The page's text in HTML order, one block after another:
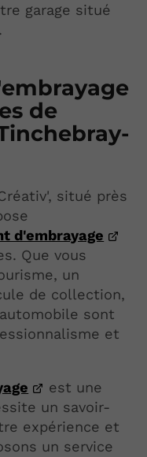
garage situé
de
situé près
d'embrayage
Que vous
un
de collection,
sont
et
est une
un savoir-
expérience et
un service